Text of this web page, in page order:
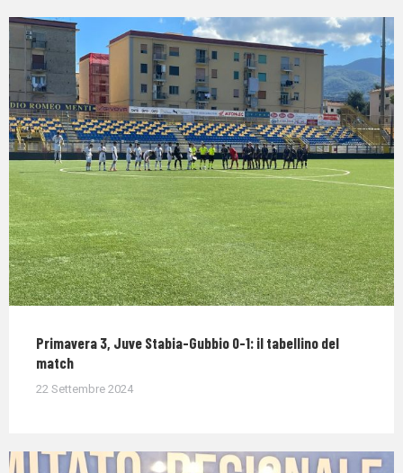
Primavera 3, Juve Stabia-Gubbio 0-1: il tabellino del
match
22 Settembre 2024